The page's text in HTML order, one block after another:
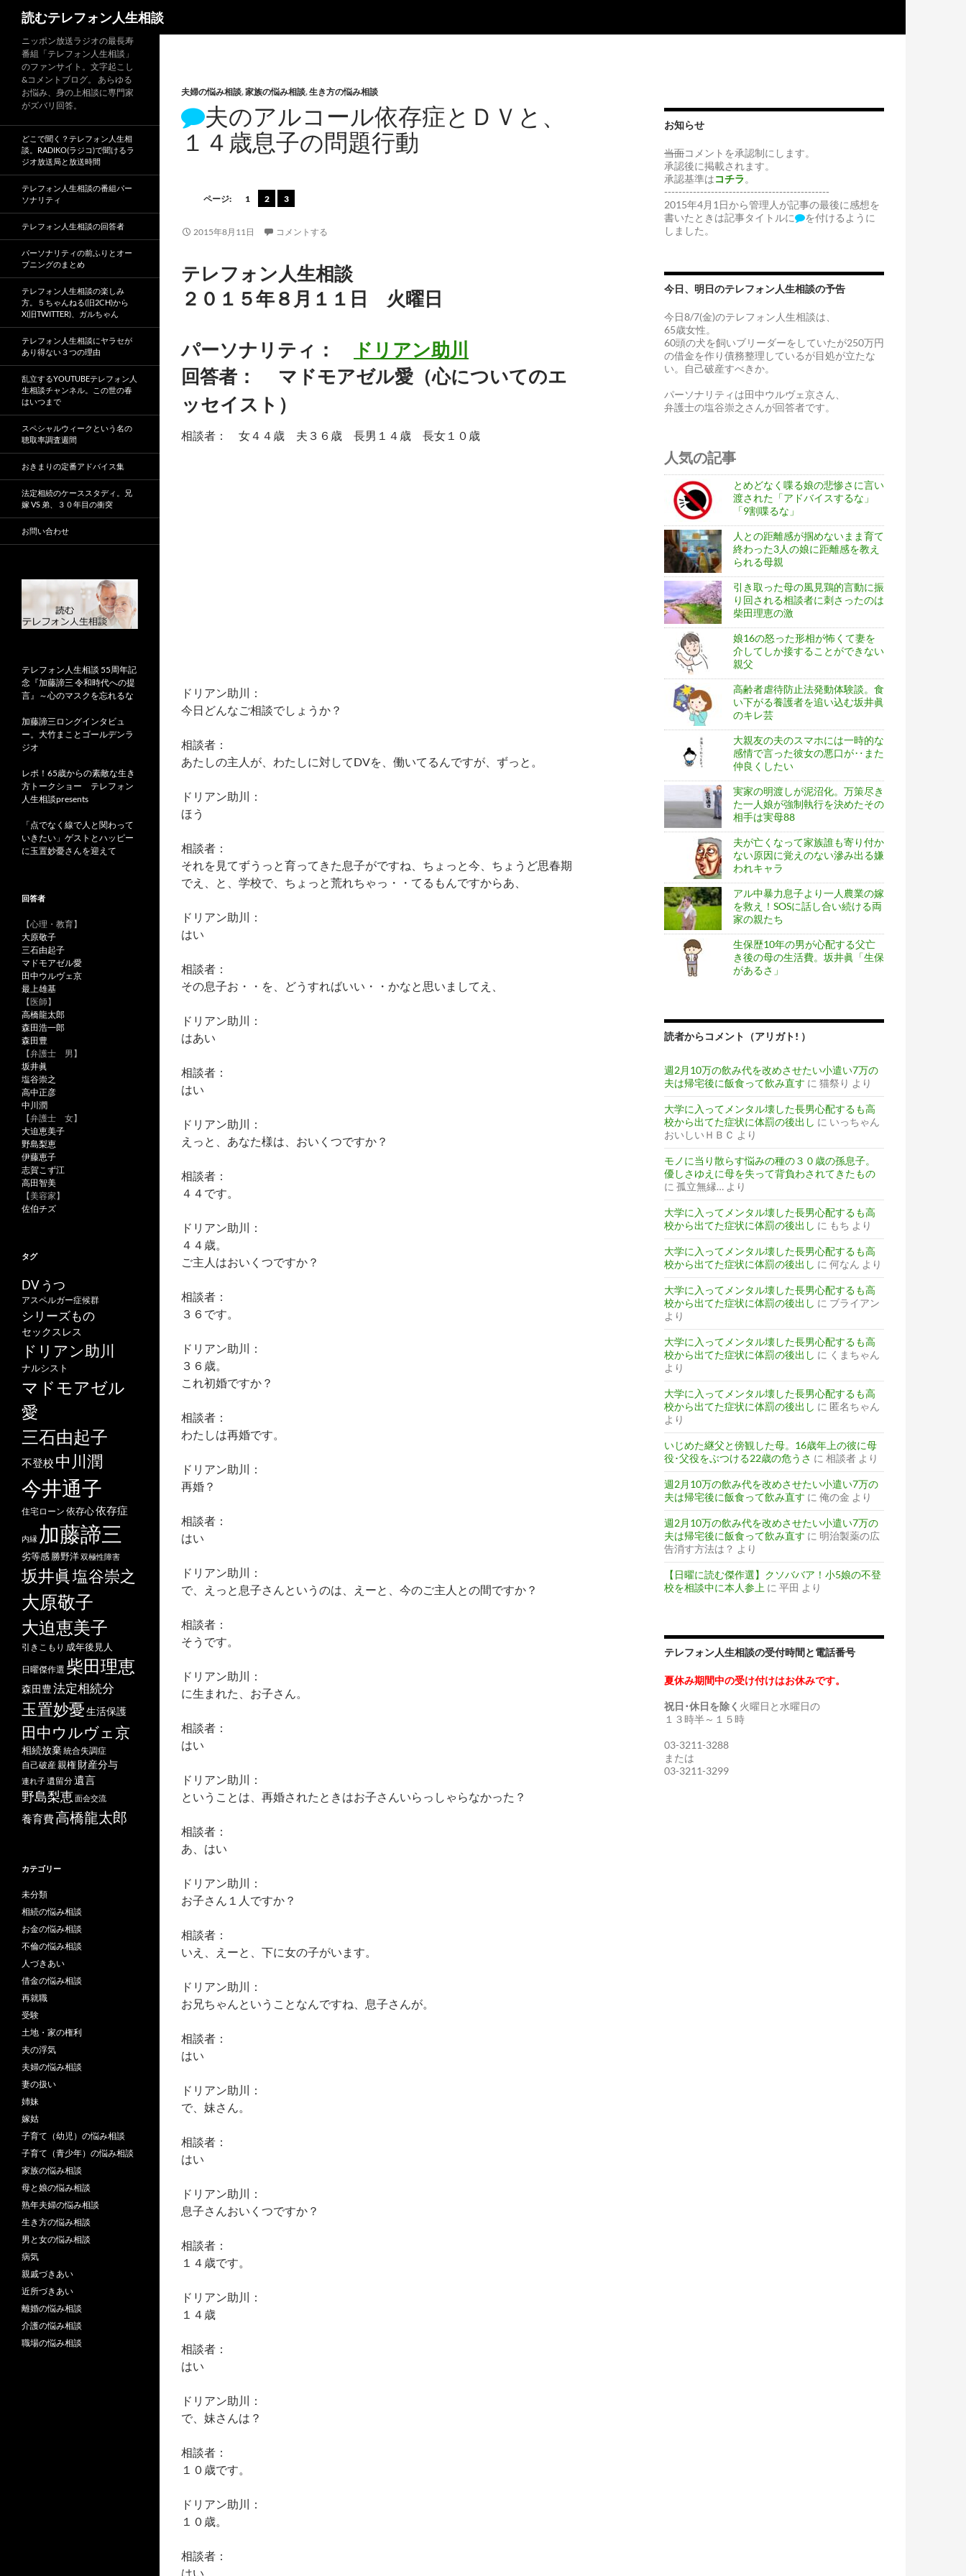
読むテレフォン人生相談
夫婦の悩み相談,家族の悩み相談,生き方の悩み相談
夫のアルコール依存症とＤＶと、
１４歳息子の問題行動
ページ: 1 2 3
2015年8月11日 コメントする
テレフォン人生相談
２０１５年８月１１日 火曜日
パーソナリティ：
ドリアン助川
回答者： マドモアゼル愛（心についてのエ
ッセイスト）
相談者： 女４４歳 夫３６歳 長男１４歳 長女１０歳
ドリアン助川：
今日どんなご相談でしょうか？
相談者：
あたしの主人が、わたしに対してDVを、働いてるんですが、ずっと。
ドリアン助川：
ほう
相談者：
それを見てずうっと育ってきた息子がですね、ちょっと今、ちょうど思春期
でえ、と、学校で、ちょっと荒れちゃっ・・てるもんですからあ、
ドリアン助川：
はい
相談者：
その息子お・・を、どうすればいい・・かなと思いましてえ、
ドリアン助川：
はあい
相談者：
はい
ドリアン助川：
えっと、あなた様は、おいくつですか？
相談者：
４４です。
ドリアン助川：
４４歳。
ご主人はおいくつですか？
相談者：
３６です。
ドリアン助川：
３６歳。
これ初婚ですか？
相談者：
わたしは再婚です。
ドリアン助川：
再婚？
相談者：
はい
ドリアン助川：
で、えっと息子さんというのは、えーと、今のご主人との間ですか？
相談者：
そうです。
ドリアン助川：
に生まれた、お子さん。
相談者：
はい
ドリアン助川：
ということは、再婚されたときはお子さんいらっしゃらなかった？
相談者：
あ、はい
ドリアン助川：
お子さん１人ですか？
相談者：
いえ、えーと、下に女の子がいます。
ドリアン助川：
お兄ちゃんということなんですね、息子さんが。
相談者：
はい
ドリアン助川：
で、妹さん。
相談者：
はい
ドリアン助川：
息子さんおいくつですか？
相談者：
１４歳です。
ドリアン助川：
１４歳
相談者：
はい
ドリアン助川：
で、妹さんは？
相談者：
１０歳です。
ドリアン助川：
１０歳。
相談者：
はい
お知らせ
当面コメントを承認制にします。
承認後に掲載されます。
承認基準はコチラ 。
----------------------------------------------
2015年4月1日から管理人が記事の最後に感想を
書いたときは記事タイトルに
を付けるように
しました。
今日、明日のテレフォン人生相談の予告
今日8/7(金)のテレフォン人生相談は、
65歳女性。
60頭の犬を飼いブリーダーをしていたが250万円
の借金を作り債務整理しているが目処が立たな
い。自己破産すべきか。
パーソナリティは田中ウルヴェ京さん、
弁護士の塩谷崇之さんが回答者です。
人気の記事
とめどなく喋る娘の悲惨さに言い
渡された「アドバイスするな」
「9割喋るな」
人との距離感が掴めないまま育て
終わった3人の娘に距離感を教え
られる母親
引き取った母の風見鶏的言動に振
り回される相談者に刺さったのは
柴田理恵の激
娘16の怒った形相が怖くて妻を
介してしか接することができない
親父
高齢者虐待防止法発動体験談。食
い下がる養護者を追い込む坂井眞
のキレ芸
大親友の夫のスマホには一時的な
感情で言った彼女の悪口が‥また
仲良くしたい
実家の明渡しが泥沼化。万策尽き
た一人娘が強制執行を決めたその
相手は実母88
夫が亡くなって家族誰も寄り付か
ない原因に覚えのない滲み出る嫌
われキャラ
アル中暴力息子より一人農業の嫁
を救え！SOSに話し合い続ける両
家の親たち
生保歴10年の男が心配する父亡
き後の母の生活費。坂井眞「生保
があるさ」
読者からコメント（アリガト! ）
週2月10万の飲み代を改めさせたい小遣い7万の
夫は帰宅後に飯食って飲み直す に 猫祭り より
大学に入ってメンタル壊した長男心配するも高
校から出てた症状に体罰の後出し に いっちゃん
おいしいＨＢＣ より
モノに当り散らす悩みの種の３０歳の孫息子。
優しさゆえに母を失って背負わされてきたもの
に 孤立無縁… より
大学に入ってメンタル壊した長男心配するも高
校から出てた症状に体罰の後出し に もち より
大学に入ってメンタル壊した長男心配するも高
校から出てた症状に体罰の後出し に 何なん より
大学に入ってメンタル壊した長男心配するも高
校から出てた症状に体罰の後出し に ブライアン
より
大学に入ってメンタル壊した長男心配するも高
校から出てた症状に体罰の後出し に くまちゃん
より
大学に入ってメンタル壊した長男心配するも高
校から出てた症状に体罰の後出し に 匿名ちゃん
より
いじめた継父と傍観した母。16歳年上の彼に母
役･父役をぶつける22歳の危うさ に 相談者 より
週2月10万の飲み代を改めさせたい小遣い7万の
夫は帰宅後に飯食って飲み直す に 俺の金 より
週2月10万の飲み代を改めさせたい小遣い7万の
夫は帰宅後に飯食って飲み直す に 明治製薬の広
告消す方法は？ より
【日曜に読む傑作選】クソババア！小5娘の不登
校を相談中に本人参上 に 平田 より
テレフォン人生相談の受付時間と電話番号
夏休み期間中の受け付けはお休みです。
祝日･休日を除く 火曜日と水曜日の
１３時半～１５時
03-3211-3288
または
03-3211-3299
ニッポン放送ラジオの最長寿
番組「テレフォン人生相談」
のファンサイト。文字起こし
&コメントブログ。 あらゆる
お悩み、身の上相談に専門家
がズバリ回答。
どこで聞く？テレフォン人生相
談。RADIKO(ラジコ)で聞けるラ
ジオ放送局と放送時間
テレフォン人生相談の番組パー
ソナリティ
テレフォン人生相談の回答者
パーソナリティの前ふりとオー
プニングのまとめ
テレフォン人生相談の楽しみ
方。５ちゃんねる(旧2CH)から
X(旧TWITTER)、ガルちゃん
テレフォン人生相談にヤラセが
あり得ない３つの理由
乱立するYOUTUBEテレフォン人
生相談チャンネル。この世の春
はいつまで
スペシャルウィークという名の
聴取率調査週間
おきまりの定番アドバイス集
法定相続のケーススタディ。兄
嫁 VS 弟、３０年目の衝突
お問い合わせ
テレフォン人生相談 55周年記
念『加藤諦三 令和時代への提
言』～心のマスクを忘れるな
加藤諦三ロングインタビュ
ー。大竹まことゴールデンラ
ジオ
レポ！65歳からの素敵な生き
方トークショー テレフォン
人生相談presents
「点でなく線で人と関わって
いきたい」ゲストとハッピー
に玉置妙憂さんを迎えて
回答者
【心理・教育】
大原敬子
三石由起子
マドモアゼル愛
田中ウルヴェ京
最上雄基
【医師】
高橋龍太郎
森田浩一郎
森田豊
【弁護士 男】
坂井眞
塩谷崇之
高中正彦
中川潤
【弁護士 女】
大迫恵美子
野島梨恵
伊藤恵子
志賀こず江
高田智美
【美容家】
佐伯チズ
タグ
DV うつ
アスペルガー症候群
シリーズもの
セックスレス
ドリアン助川
ナルシスト
マドモアゼル
愛
三石由起子
不登校 中川潤
今井通子
住宅ローン 依存心依存症
内縁 加藤諦三
劣等感勝野洋双極性障害
坂井眞塩谷崇之
大原敬子
大迫恵美子
引きこもり 成年後見人
日曜傑作選 柴田理恵
森田豊法定相続分
玉置妙憂生活保護
田中ウルヴェ京
相続放棄統合失調症
自己破産親権 財産分与
連れ子遺留分遺言
野島梨恵面会交流
養育費高橋龍太郎
カテゴリー
未分類
相続の悩み相談
お金の悩み相談
不倫の悩み相談
人づきあい
借金の悩み相談
再就職
受験
土地・家の権利
夫の浮気
夫婦の悩み相談
妻の扱い
姉妹
嫁姑
子育て（幼児）の悩み相談
子育て（青少年）の悩み相談
家族の悩み相談
母と娘の悩み相談
熟年夫婦の悩み相談
生き方の悩み相談
男と女の悩み相談
病気
親戚づきあい
近所づきあい
離婚の悩み相談
介護の悩み相談
職場の悩み相談